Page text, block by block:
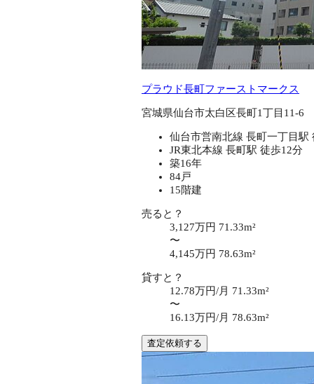
プラウド長町ファーストマークス
宮城県仙台市太白区長町1丁目11-6
仙台市営南北線 長町一丁目駅
JR東北本線 長町駅 徒歩12分
築16年
84戸
15階建
売ると？
3,127万円 71.33m²
〜
4,145万円 78.63m²
貸すと？
12.78万円/月 71.33m²
〜
16.13万円/月 78.63m²
査定依頼する